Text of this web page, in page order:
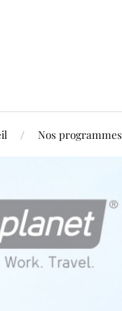
Nos programmes